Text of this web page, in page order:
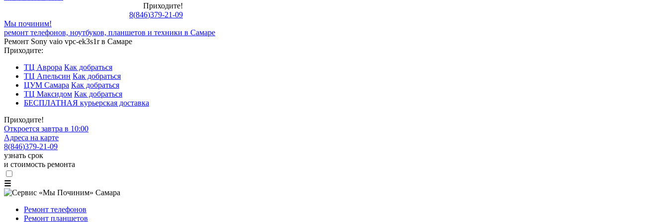
Приходите!
8(846)379-21-09
Мы починим!
ремонт телефонов, ноутбуков, планшетов и техники в Самаре
Ремонт Sony vaio vpc-ek3s1r в Самаре
Приходите:
ТЦ Аврора Как добраться
ТЦ Апельсин Как добраться
ЦУМ Самара Как добраться
ТЦ Максидом Как добраться
БЕСПЛАТНАЯ курьерская доставка
Приходите!
Откроется завтра в 10:00
Адреса на карте
8(846)379-21-09
узнать срок
и стоимость ремонта
☰
Ремонт телефонов
Ремонт планшетов